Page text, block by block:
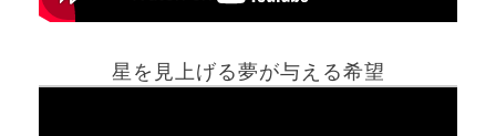
星を見上げる夢が与える希望